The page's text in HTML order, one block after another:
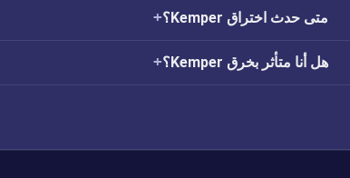
متى حدث اختراق Kemper؟
هل أنا متأثر بخرق Kemper؟